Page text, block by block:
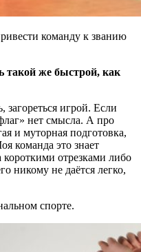
команду к званию
такой же быстрой, как
игрой. Если
нет смысла. А про
и муторная подготовка,
команда это знает
короткими отрезками либо
никому не даётся легко,
спорте.